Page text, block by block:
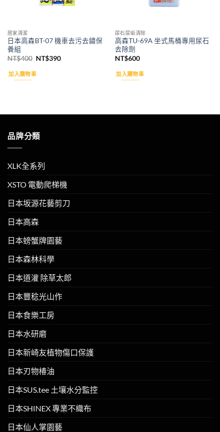
居家清潔
日本高森BT-07 機車去污去鏽保
養組
NT$400 原
價
格：
NT$390目
加入購物車
尿石尿垢清除
高森TU-69A 坐式馬桶專用尿石
去除劑
NT$600
加入購物車
品牌分類
XLK全系列
XSTO 電動爬梯機
日本坂源花藝剪刀
日本高森
日本螃蟹牌園藝
日本森林科學
日本道灌 除草太郎
日本豐稔光山作
日本食樂工房
日本水研磨
日本新崎友植物傷口保護
日本刃物椿油
日本SUS.tee 土壤水分監控
日本SHINEX 專業不織布
日本仙人掌園藝